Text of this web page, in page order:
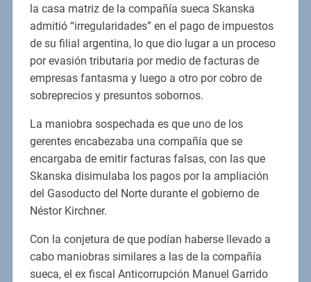
la casa matriz de la compañía sueca Skanska
admitió “irregularidades” en el pago de impuestos
de su filial argentina, lo que dio lugar a un proceso
por evasión tributaria por medio de facturas de
empresas fantasma y luego a otro por cobro de
sobreprecios y presuntos sobornos.
La maniobra sospechada es que uno de los
gerentes encabezaba una compañía que se
encargaba de emitir facturas falsas, con las que
Skanska disimulaba los pagos por la ampliación
del Gasoducto del Norte durante el gobierno de
Néstor Kirchner.
Con la conjetura de que podían haberse llevado a
cabo maniobras similares a las de la compañía
sueca, el ex fiscal Anticorrupción Manuel Garrido